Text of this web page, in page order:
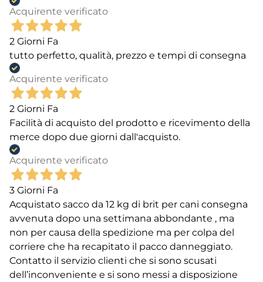
Acquirente verificato
2 Giorni Fa
tutto perfetto, qualità, prezzo e tempi di consegna
Acquirente verificato
2 Giorni Fa
Facilità di acquisto del prodotto e ricevimento della
merce dopo due giorni dall'acquisto.
Acquirente verificato
3 Giorni Fa
Acquistato sacco da 12 kg di brit per cani consegna
avvenuta dopo una settimana abbondante , ma
non per causa della spedizione ma per colpa del
corriere che ha recapitato il pacco danneggiato.
Contatto il servizio clienti che si sono scusati
dell’inconveniente e si sono messi a disposizione